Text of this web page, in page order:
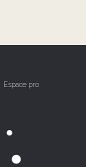
Espace pro